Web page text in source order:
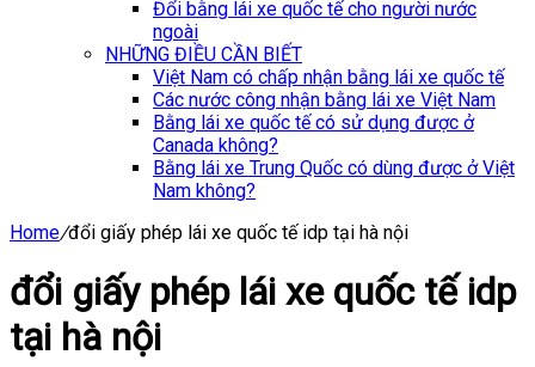
Đổi bằng lái xe quốc tế cho người nước
ngoài
NHỮNG ĐIỀU CẦN BIẾT
Việt Nam có chấp nhận bằng lái xe quốc tế
Các nước công nhận bằng lái xe Việt Nam
Bằng lái xe quốc tế có sử dụng được ở
Canada không?
Bằng lái xe Trung Quốc có dùng được ở Việt
Nam không?
Home/đổi giấy phép lái xe quốc tế idp tại hà nội
đổi giấy phép lái xe quốc tế idp
tại hà nội